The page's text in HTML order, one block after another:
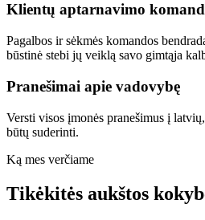
Klientų aptarnavimo
Pagalbos ir sėkmės komandos
būstinė stebi jų veiklą savo gimtąja
Pranešimai apie vadovybę
Versti visos įmonės pranešimus į
būtų suderinti.
Ką mes verčiame
Tikėkitės aukštos